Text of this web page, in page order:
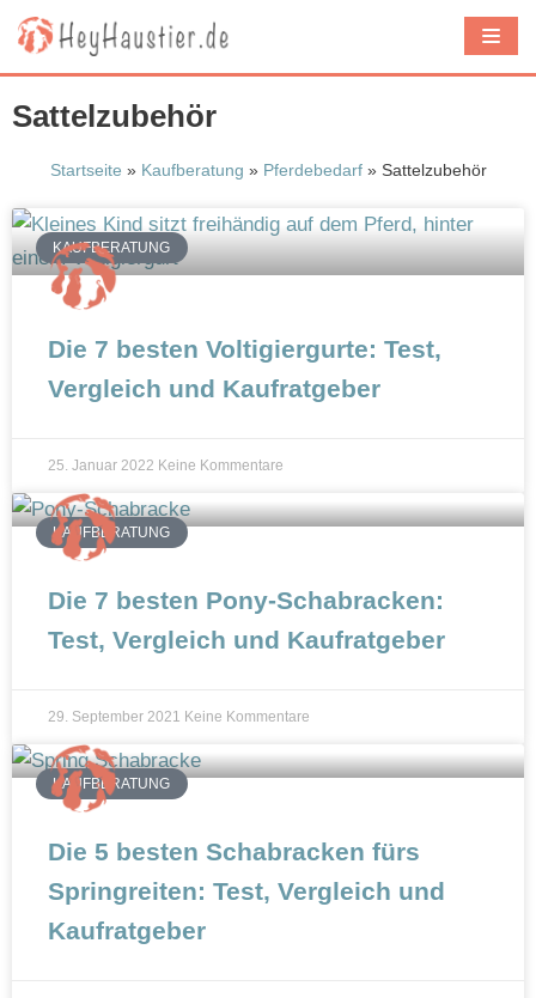
Z
u
I
a
l
g
e
Sattelzubehör
Startseite » Kaufberatung » Pferdebedarf» Sattelzubehör
KAUFBERATUNG
Die 7 besten Voltigiergurte: Test,
Vergleich und Kaufratgeber
25. Januar 2022 Keine Kommentare
KAUFBERATUNG
Die 7 besten Pony-Schabracken:
Test, Vergleich und Kaufratgeber
29. September 2021 Keine Kommentare
KAUFBERATUNG
Die 5 besten Schabracken fürs
Springreiten: Test, Vergleich und
Kaufratgeber